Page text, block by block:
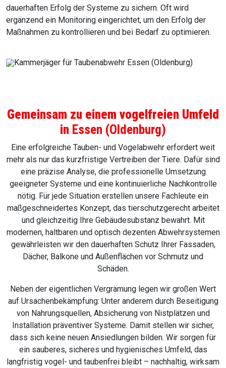
dauerhaften Erfolg der Systeme zu sichern. Oft wird
ergänzend ein Monitoring eingerichtet, um den Erfolg der
Maßnahmen zu kontrollieren und bei Bedarf zu optimieren.
Gemeinsam zu einem vogelfreien Umfeld
in Essen (Oldenburg)
Eine erfolgreiche Tauben- und Vogelabwehr erfordert weit
mehr als nur das kurzfristige Vertreiben der Tiere. Dafür sind
eine präzise Analyse, die professionelle Umsetzung
geeigneter Systeme und eine kontinuierliche Nachkontrolle
nötig. Für jede Situation erstellen unsere Fachleute ein
maßgeschneidertes Konzept, das tierschutzgerecht arbeitet
und gleichzeitig Ihre Gebäudesubstanz bewahrt. Mit
modernen, haltbaren und optisch dezenten Abwehrsystemen
gewährleisten wir den dauerhaften Schutz Ihrer Fassaden,
Dächer, Balkone und Außenflächen vor Schmutz und
Schäden.
Neben der eigentlichen Vergrämung legen wir großen Wert
auf Ursachenbekämpfung: Unter anderem durch Beseitigung
von Nahrungsquellen, Absicherung von Nistplätzen und
Installation präventiver Systeme. Damit stellen wir sicher,
dass sich keine neuen Ansiedlungen bilden. Wir sorgen für
ein sauberes, sicheres und hygienisches Umfeld, das
langfristig vogel- und taubenfrei bleibt – nachhaltig, wirksam